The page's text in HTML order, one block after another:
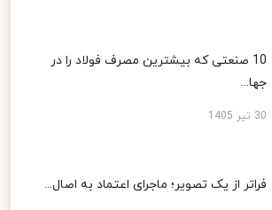
10 صنعتی که بیشترین مصرف فولاد را در
جها...
30 تیر 1405
فراتر از یک تصویر؛ ماجرای اعتماد به اصال...